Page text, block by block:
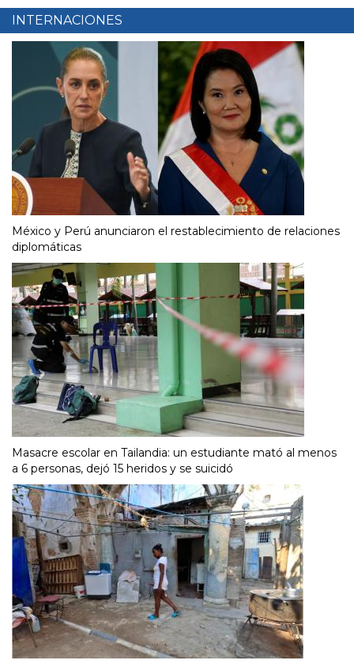
INTERNACIONES
México y Perú anunciaron el restablecimiento de relaciones
diplomáticas
Masacre escolar en Tailandia: un estudiante mató al menos
a 6 personas, dejó 15 heridos y se suicidó